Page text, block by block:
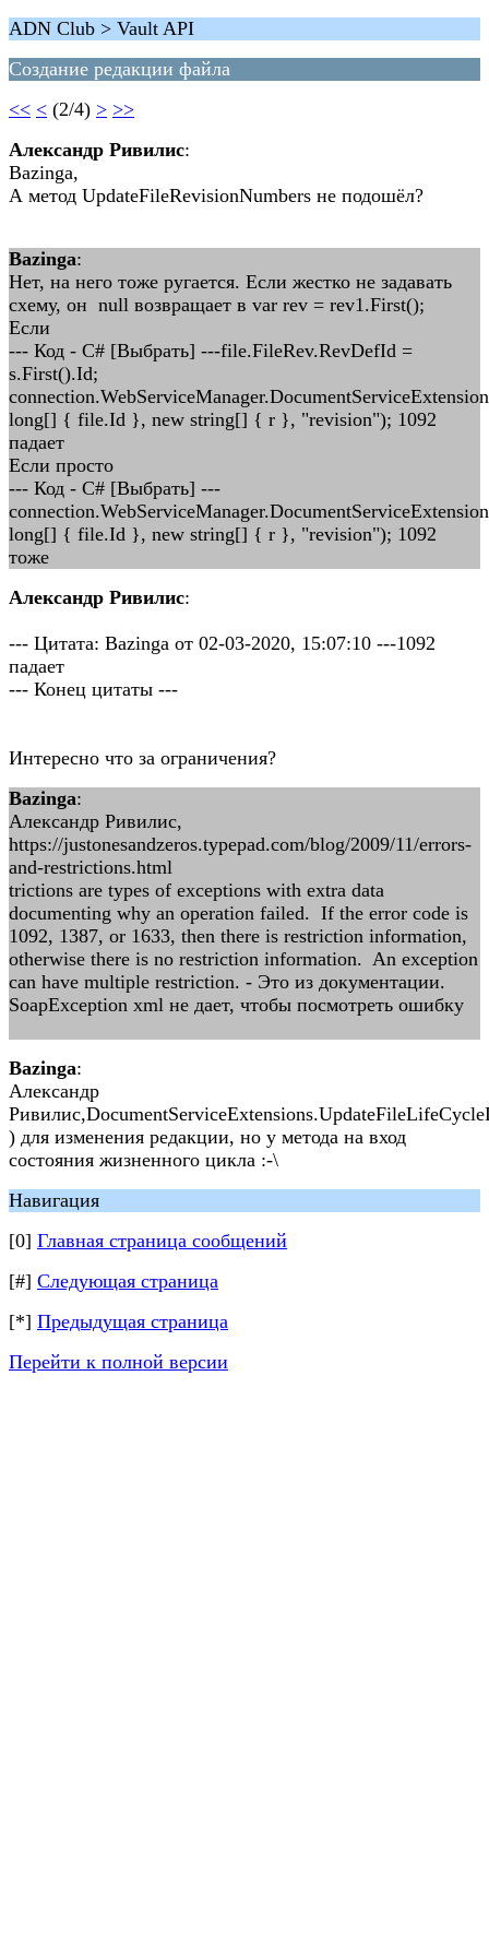
ADN Club > Vault API
Создание редакции файла
<< < (2/4) > >>
Александр Ривилис:
Bazinga,
А метод UpdateFileRevisionNumbers не подошёл?
Bazinga:
Нет, на него тоже ругается. Если жестко не задавать
схему, он null возвращает в var rev = rev1.First();
Если
--- Код - C# [Выбрать] ---file.FileRev.RevDefId =
s.First().Id;
long[] { file.Id }, new string[] { r }, "revision"); 1092
падает
Если просто
--- Код - C# [Выбрать] ---
long[] { file.Id }, new string[] { r }, "revision"); 1092
тоже
Александр Ривилис:
--- Цитата: Bazinga от 02-03-2020, 15:07:10 ---1092
падает
--- Конец цитаты ---
Интересно что за ограничения?
Bazinga:
Александр Ривилис,
https://justonesandzeros.typepad.com/blog/2009/11/errors-
and-restrictions.html
trictions are types of exceptions with extra data
documenting why an operation failed. If the error code is
1092, 1387, or 1633, then there is restriction information,
otherwise there is no restriction information. An exception
can have multiple restriction. - Это из документации.
SoapException xml не дает, чтобы посмотреть ошибку
Bazinga:
Александр
) для изменения редакции, но у метода на вход
состояния жизненного цикла :-\
Навигация
[0] Главная страница сообщений
[#] Следующая страница
[*] Предыдущая страница
Перейти к полной версии